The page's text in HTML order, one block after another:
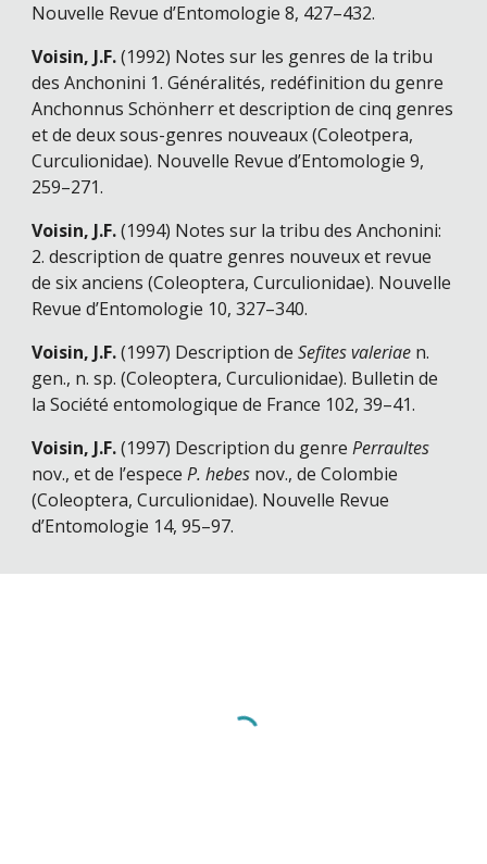
Nouvelle Revue d’Entomologie 8, 427–432.
Voisin, J.F.(1992) Notes sur les genres de la tribu
des Anchonini 1. Généralités, redéfinition du genre
Anchonnus Schönherr et description de cinq genres
et de deux sous-genres nouveaux (Coleotpera,
Curculionidae). Nouvelle Revue d’Entomologie9,
259–271.
Voisin, J.F.(1994) Notes sur la tribu des Anchonini:
2. description de quatre genres nouveux et revue
de six anciens (Coleoptera, Curculionidae). Nouvelle
Revue d’Entomologie 10, 327–340.
Voisin, J.F.(1997) Description deSefites valeriae n.
gen., n. sp. (Coleoptera, Curculionidae). Bulletin de
la Société entomologique de France 102, 39–41.
Voisin, J.F.(1997) Description du genrePerraultes
nov., et de l’especeP. hebes nov., de Colombie
(Coleoptera, Curculionidae). Nouvelle Revue
d’Entomologie 14, 95–97.